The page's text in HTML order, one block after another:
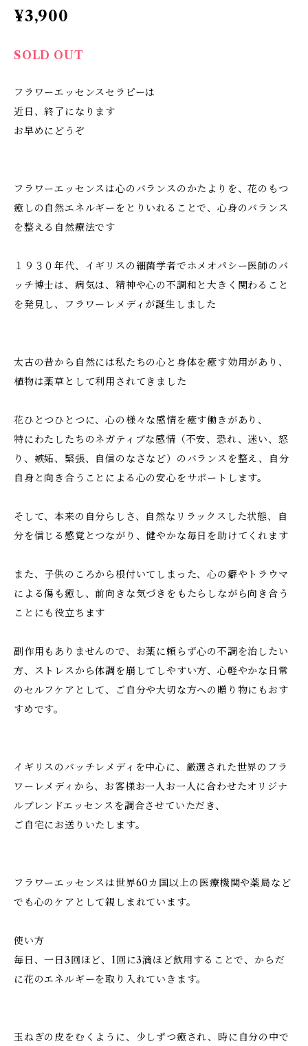
¥3,900
SOLD OUT
フラワーエッセンスセラピーは
近日、終了になります
お早めにどうぞ
フラワーエッセンスは心のバランスのかたよりを、花のもつ
癒しの自然エネルギーをとりいれることで、心身のバランス
を整える自然療法です
１９３０年代、イギリスの細菌学者でホメオパシー医師のバ
ッチ博士は、病気は、精神や心の不調和と大きく関わること
を発見し、フラワーレメディが誕生しました
太古の昔から自然には私たちの心と身体を癒す効用があり、
植物は薬草として利用されてきました
花ひとつひとつに、心の様々な感情を癒す働きがあり、
特にわたしたちのネガティブな感情（不安、恐れ、迷い、怒
り、嫉妬、緊張、自信のなさなど）のバランスを整え、自分
自身と向き合うことによる心の安心をサポートします。
そして、本来の自分らしさ、自然なリラックスした状態、自
分を信じる感覚とつながり、健やかな毎日を助けてくれます
また、子供のころから根付いてしまった、心の癖やトラウマ
による傷も癒し、前向きな気づきをもたらしながら向き合う
ことにも役立ちます
副作用もありませんので、お薬に頼らず心の不調を治したい
方、ストレスから体調を崩してしやすい方、心軽やかな日常
のセルフケアとして、ご自分や大切な方への贈り物にもおす
すめです。
イギリスのバッチレメディを中心に、厳選された世界のフラ
ワーレメディから、お客様お一人お一人に合わせたオリジナ
ルブレンドエッセンスを調合させていただき、
ご自宅にお送りいたします。
フラワーエッセンスは世界60カ国以上の医療機関や薬局など
でも心のケアとして親しまれています。
使い方
毎日、一日3回ほど、1回に3滴ほど飲用することで、からだ
に花のエネルギーを取り入れていきます。
玉ねぎの皮をむくように、少しずつ癒され、時に自分の中で